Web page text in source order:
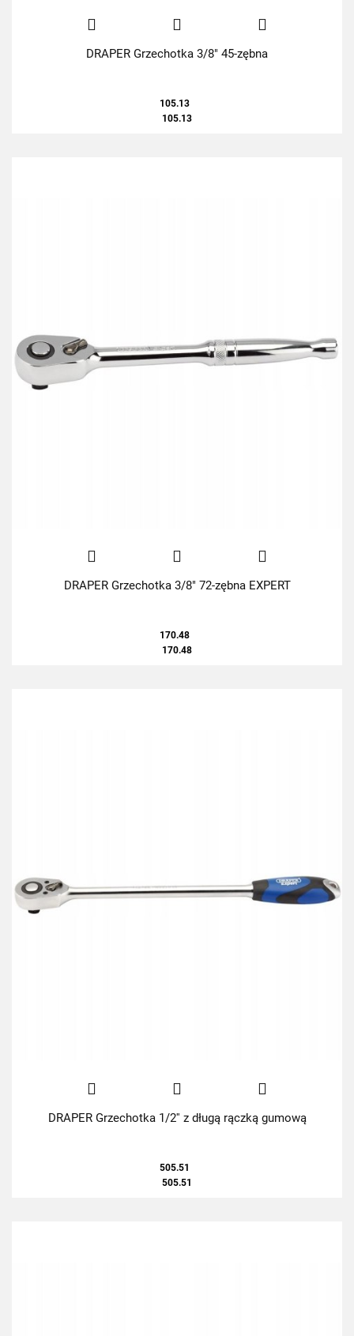
DRAPER Grzechotka 3/8" 45-zębna
105.13
105.13
DRAPER Grzechotka 3/8" 72-zębna EXPERT
170.48
170.48
DRAPER Grzechotka 1/2'' z długą rączką gumową
505.51
505.51